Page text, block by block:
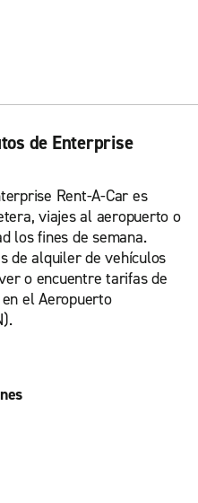
de Enterprise
Rent-A-Car es
viajes al aeropuerto o
los fines de semana.
de alquiler de vehículos
o encuentre tarifas de
el Aeropuerto